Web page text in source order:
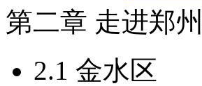
第二章 走进郑
2.1 金水区